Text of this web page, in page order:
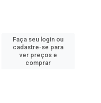
Faça seu login ou
cadastre-se para
ver preços e
comprar